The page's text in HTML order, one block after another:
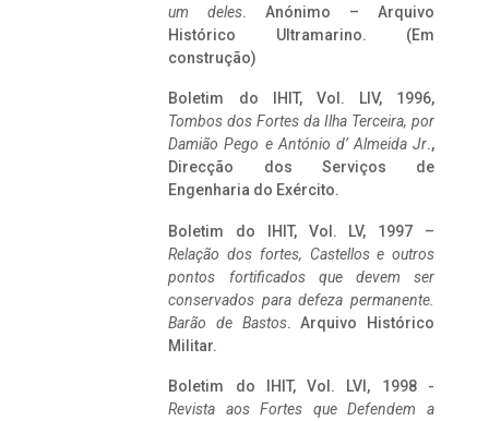
um deles. Anónimo – Arquivo
Histórico Ultramarino. (Em
construção)
Boletim do IHIT, Vol. LIV, 1996,
Tombos dos Fortes da Ilha Terceira, por
Damião Pego e António d’ Almeida Jr.,
Direcção dos Serviços de
Engenharia do Exército.
Boletim do IHIT, Vol. LV, 1997 –
Relação dos fortes, Castellos e outros
pontos fortificados que devem ser
conservados para defeza permanente.
Barão de Bastos. Arquivo Histórico
Militar.
Boletim do IHIT, Vol. LVI, 1998 -
Revista aos Fortes que Defendem a